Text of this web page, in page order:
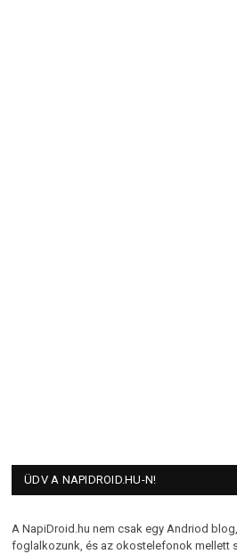
ÜDV A NAPIDROID.HU-N!
A NapiDroid.hu nem csak egy Andriod
foglalkozunk, és az okostelefonok mellett